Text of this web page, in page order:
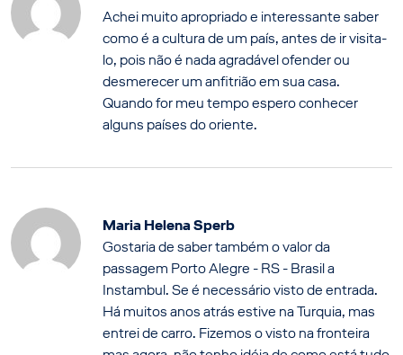
Achei muito apropriado e interessante saber
como é a cultura de um país, antes de ir visita-
lo, pois não é nada agradável ofender ou
desmerecer um anfitrião em sua casa.
Quando for meu tempo espero conhecer
alguns países do oriente.
Maria Helena Sperb
Gostaria de saber também o valor da
passagem Porto Alegre - RS - Brasil a
Instambul. Se é necessário visto de entrada.
Há muitos anos atrás estive na Turquia, mas
entrei de carro. Fizemos o visto na fronteira